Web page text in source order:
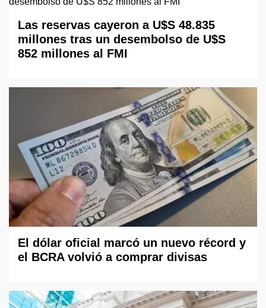
Las reservas cayeron a U$S 48.835
millones tras un desembolso de U$S
852 millones al FMI
El dólar oficial marcó un nuevo récord y
el BCRA volvió a comprar divisas